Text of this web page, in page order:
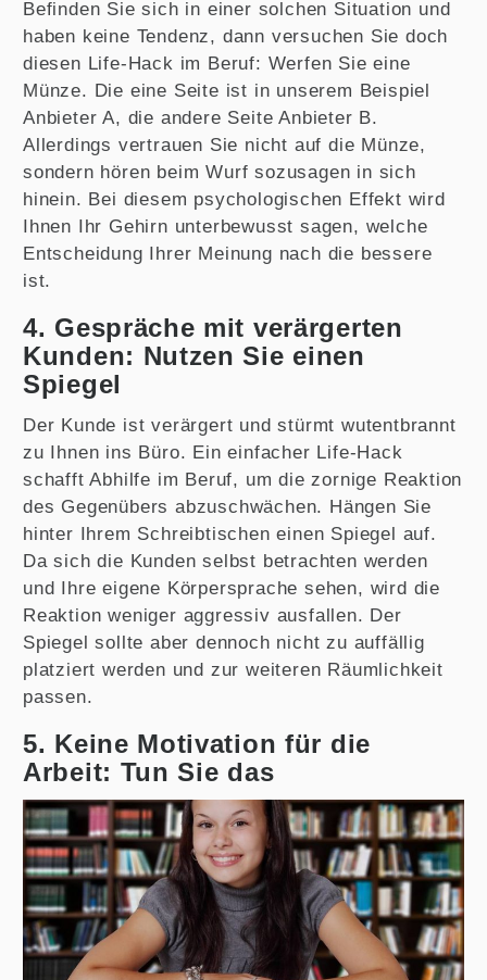
Befinden Sie sich in einer solchen Situation und
haben keine Tendenz, dann versuchen Sie doch
diesen Life-Hack im Beruf: Werfen Sie eine
Münze. Die eine Seite ist in unserem Beispiel
Anbieter A, die andere Seite Anbieter B.
Allerdings vertrauen Sie nicht auf die Münze,
sondern hören beim Wurf sozusagen in sich
hinein. Bei diesem psychologischen Effekt wird
Ihnen Ihr Gehirn unterbewusst sagen, welche
Entscheidung Ihrer Meinung nach die bessere
ist.
4. Gespräche mit verärgerten
Kunden: Nutzen Sie einen
Spiegel
Der Kunde ist verärgert und stürmt wutentbrannt
zu Ihnen ins Büro. Ein einfacher Life-Hack
schafft Abhilfe im Beruf, um die zornige Reaktion
des Gegenübers abzuschwächen. Hängen Sie
hinter Ihrem Schreibtischen einen Spiegel auf.
Da sich die Kunden selbst betrachten werden
und Ihre eigene Körpersprache sehen, wird die
Reaktion weniger aggressiv ausfallen. Der
Spiegel sollte aber dennoch nicht zu auffällig
platziert werden und zur weiteren Räumlichkeit
passen.
5. Keine Motivation für die
Arbeit: Tun Sie das